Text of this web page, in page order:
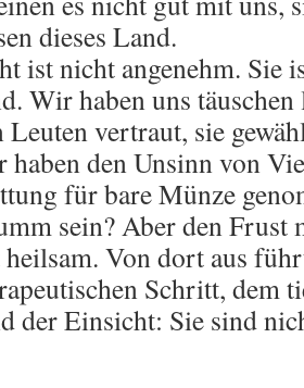
dieses Land.
ist nicht angenehm. Sie
Wir haben uns
Leuten vertraut, sie
haben den Unsinn von
für bare Münze
sein? Aber den Frust
Von dort aus
Schritt, dem
der Einsicht: Sie sind